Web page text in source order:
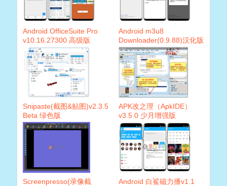
Android OfficeSuite Pro
v10.16.27300 高级版
Android m3u8
Downloader(0.9.88)汉化版
Snipaste(截图&贴图)v2.3.5
Beta 绿色版
APK改之理（ApkIDE）
v3.5.0 少月增强版
Screenpresso(录像截
Android 白鲨磁力播v1.1